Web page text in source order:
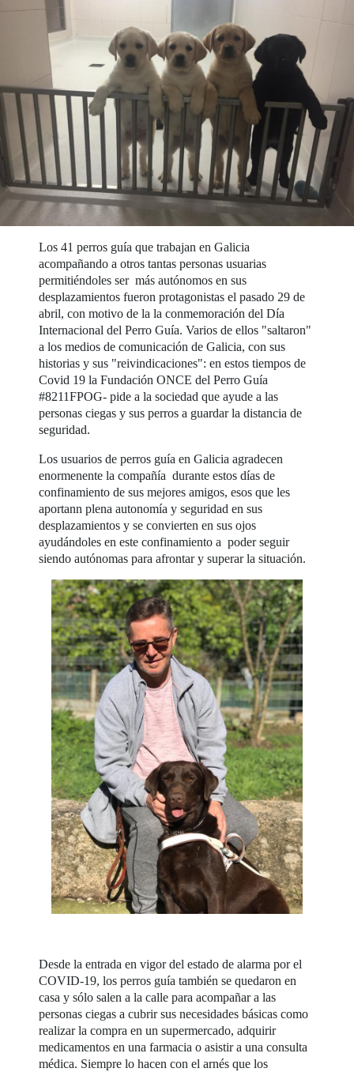
Los 41 perros guía que trabajan en Galicia
acompañando a otros tantas personas usuarias
permitiéndoles ser más autónomos en sus
desplazamientos fueron protagonistas el pasado 29 de
abril, con motivo de la la conmemoración del Día
Internacional del Perro Guía. Varios de ellos "saltaron"
a los medios de comunicación de Galicia, con sus
historias y sus "reivindicaciones": en estos tiempos de
Covid 19 la Fundación ONCE del Perro Guía
#8211FPOG- pide a la sociedad que ayude a las
personas ciegas y sus perros a guardar la distancia de
seguridad.
Los usuarios de perros guía en Galicia agradecen
enormenente la compañía durante estos días de
confinamiento de sus mejores amigos, esos que les
aportann plena autonomía y seguridad en sus
desplazamientos y se convierten en sus ojos
ayudándoles en este confinamiento a poder seguir
siendo autónomas para afrontar y superar la situación.
Desde la entrada en vigor del estado de alarma por el
COVID-19, los perros guía también se quedaron en
casa y sólo salen a la calle para acompañar a las
personas ciegas a cubrir sus necesidades básicas como
realizar la compra en un supermercado, adquirir
medicamentos en una farmacia o asistir a una consulta
médica. Siempre lo hacen con el arnés que los